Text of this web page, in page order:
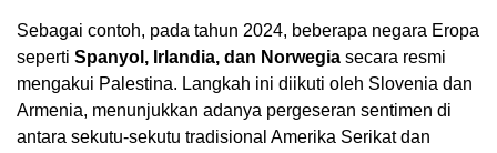
Sebagai contoh, pada tahun 2024, beberapa negara Eropa
seperti Spanyol, Irlandia, dan Norwegia secara resmi
mengakui Palestina. Langkah ini diikuti oleh Slovenia dan
Armenia, menunjukkan adanya pergeseran sentimen di
antara sekutu-sekutu tradisional Amerika Serikat dan